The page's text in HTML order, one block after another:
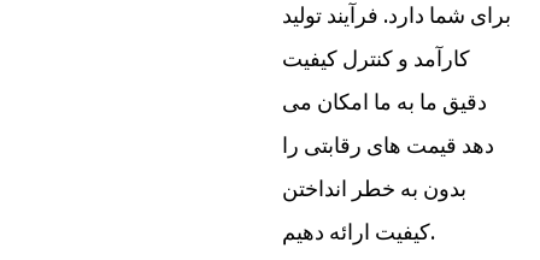
برای شما دارد. فرآیند تولید
کارآمد و کنترل کیفیت
دقیق ما به ما امکان می
دهد قیمت های رقابتی را
بدون به خطر انداختن
کیفیت ارائه دهیم.